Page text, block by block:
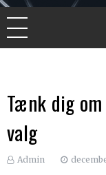
Tænk dig
valg
Admin